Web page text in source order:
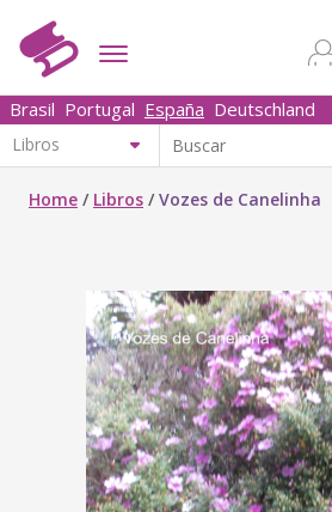
Brasil Portugal España Deutschland
Home / Libros /Vozes de Canelinha